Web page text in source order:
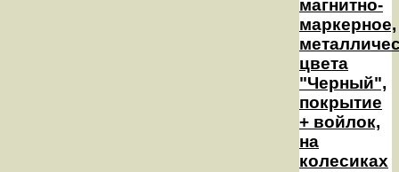
магнитно-
маркерное,
цвета
"Черный",
покрытие
+ войлок,
на
колесиках